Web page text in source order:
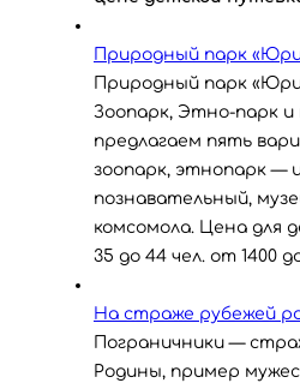
Природный парк
Природный парк
Зоопарк, Этно-парк и
предлагаем пять
зоопарк, этнопарк —
познавательный,
комсомола. Цена для
35 до 44 чел. от 1400
На страже рубежей
Пограничники —
Родины, пример